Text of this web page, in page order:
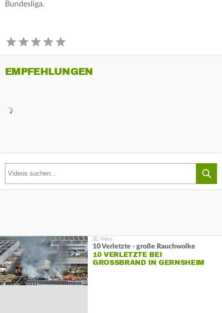
Bundesliga.
EMPFEHLUNGEN
10 Verletzte - große Rauchwolke
10 VERLETZTE BEI
GROSSBRAND IN GERNSHEIM